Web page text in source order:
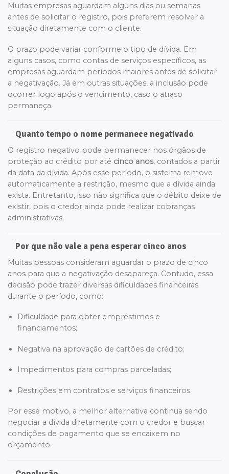
Muitas empresas aguardam alguns dias ou semanas
antes de solicitar o registro, pois preferem resolver a
situação diretamente com o cliente.
O prazo pode variar conforme o tipo de dívida. Em
alguns casos, como contas de serviços específicos, as
empresas aguardam períodos maiores antes de solicitar
a negativação. Já em outras situações, a inclusão pode
ocorrer logo após o vencimento, caso o atraso
permaneça.
Quanto tempo o nome permanece negativado
O registro negativo pode permanecer nos órgãos de
proteção ao crédito por até cinco anos, contados a partir
da data da dívida. Após esse período, o sistema remove
automaticamente a restrição, mesmo que a dívida ainda
exista. Entretanto, isso não significa que o débito deixe de
existir, pois o credor ainda pode realizar cobranças
administrativas.
Por que não vale a pena esperar cinco anos
Muitas pessoas consideram aguardar o prazo de cinco
anos para que a negativação desapareça. Contudo, essa
decisão pode trazer diversas dificuldades financeiras
durante o período, como:
Dificuldade para obter empréstimos e
financiamentos;
Negativa na aprovação de cartões de crédito;
Impedimentos para compras parceladas;
Restrições em contratos e serviços financeiros.
Por esse motivo, a melhor alternativa continua sendo
negociar a dívida diretamente com o credor e buscar
condições de pagamento que se encaixem no
orçamento.